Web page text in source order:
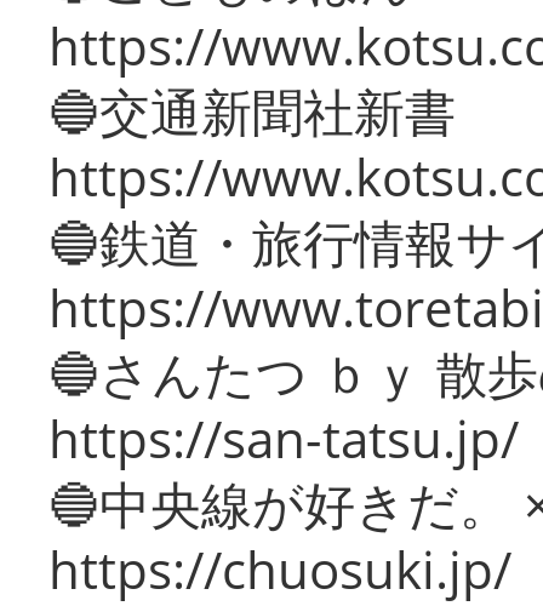
https://
🔵交通新聞社新書
https://
🔵鉄道・旅行情報サ
https://
🔵さんたつ ｂｙ 散
https://san-tatsu.jp/
🔵中央線が好きだ。
https://chuosuki.jp/